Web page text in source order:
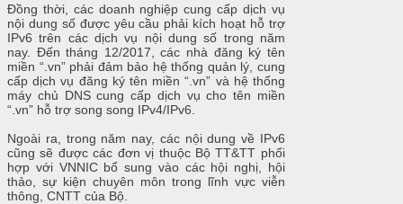
Đồng thời, các doanh nghiệp cung cấp dịch vụ
nội dung số được yêu cầu phải kích hoạt hỗ trợ
IPv6 trên các dịch vụ nội dung số trong năm
nay. Đến tháng 12/2017, các nhà đăng ký tên
miền “.vn” phải đảm bảo hệ thống quản lý, cung
cấp dịch vụ đăng ký tên miền “.vn” và hệ thống
máy chủ DNS cung cấp dịch vụ cho tên miền
“.vn” hỗ trợ song song IPv4/IPv6.
Ngoài ra, trong năm nay, các nội dung về IPv6
cũng sẽ được các đơn vị thuộc Bộ TT&TT phối
hợp với VNNIC bổ sung vào các hội nghị, hội
thảo, sự kiện chuyên môn trong lĩnh vực viễn
thông, CNTT của Bộ.